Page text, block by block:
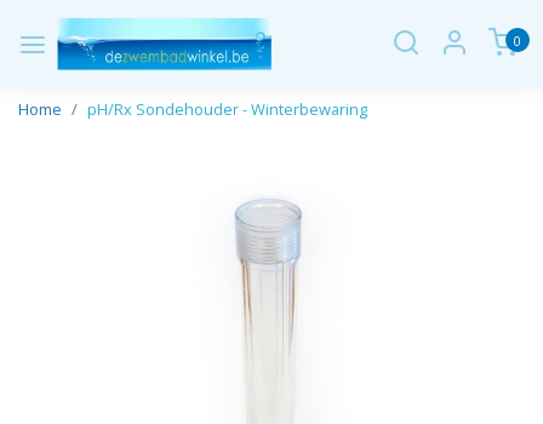
0
Home pH/Rx Sondehouder - Winterbewaring